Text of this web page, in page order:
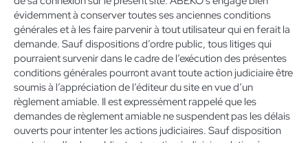
évidemment à conserver toutes ses anciennes conditions
générales et à les faire parvenir à tout utilisateur qui en ferait la
demande. Sauf dispositions d’ordre public, tous litiges qui
pourraient survenir dans le cadre de l’exécution des présentes
conditions générales pourront avant toute action judiciaire être
soumis à l’appréciation de l’éditeur du site en vue d’un
règlement amiable. Il est expressément rappelé que les
demandes de règlement amiable ne suspendent pas les délais
ouverts pour intenter les actions judiciaires. Sauf disposition